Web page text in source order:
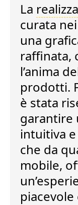
La
curata
una
raffinata,
l’anima
prodotti.
è stata
garantire
intuitiva
che da
mobile,